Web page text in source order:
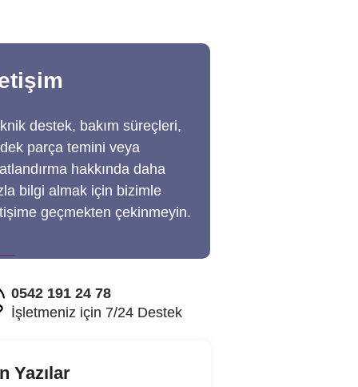
destek, bakım süreçleri,
parça temini veya
hakkında daha
bilgi almak için bizimle
geçmekten çekinmeyin.
0542 191 24 78
İşletmeniz için 7/24 Destek
Yazılar